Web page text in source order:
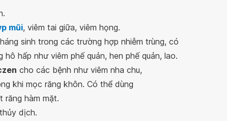
mũi, viêm tai giữa, viêm họng.
sinh trong các trường hợp nhiễm trùng, có
hấp như viêm phế quản, hen phế quản, lao.
cho các bệnh như viêm nha chu,
khi mọc răng khôn. Có thể dùng
răng hàm mặt.
dịch.